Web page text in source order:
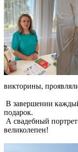
викторины,
В завершении
подарок.
А свадебный
великолепен!